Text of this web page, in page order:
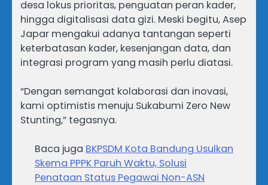
desa lokus prioritas, penguatan peran kader,
hingga digitalisasi data gizi. Meski begitu, Asep
Japar mengakui adanya tantangan seperti
keterbatasan kader, kesenjangan data, dan
integrasi program yang masih perlu diatasi.
“Dengan semangat kolaborasi dan inovasi,
kami optimistis menuju Sukabumi Zero New
Stunting,” tegasnya.
Baca juga BKPSDM Kota Bandung Usulkan
Skema PPPK Paruh Waktu, Solusi
Penataan Status Pegawai Non-ASN